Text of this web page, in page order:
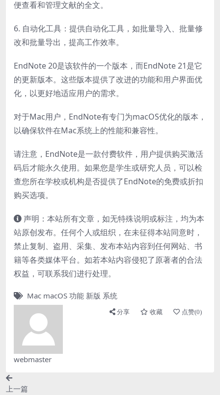
便查看和管理文献的全文。
6. 自动化工具：提供自动化工具，如批量导入、批量修
改和批量导出，提高工作效率。
EndNote 20是该软件的一个版本，而EndNote 21是它
的更新版本。这些版本提供了改进的功能和用户界面优
化，以更好地适应用户的需求。
对于Mac用户，EndNote有专门为macOS优化的版本，
以确保软件在Mac系统上的性能和兼容性。
请注意，EndNote是一款付费软件，用户提供购买激活
码后才能永久使用。如果您是学生或研究人员，可以检
查您所在学校或机构是否提供了EndNote的免费或折扣
购买选项。
声明：本站所有文章，如无特殊说明或标注，均为本
站原创发布。任何个人或组织，在未征得本站同意时，
禁止复制、盗用、采集、发布本站内容到任何网站、书
籍等各类媒体平台。如若本站内容侵犯了原著者的合法
权益，可联系我们进行处理。
Mac macOS 功能 新版 系统
webmaster
分享 收藏 点赞(0)
上一篇